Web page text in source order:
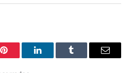
Pinterest LinkedInTumblr
E-